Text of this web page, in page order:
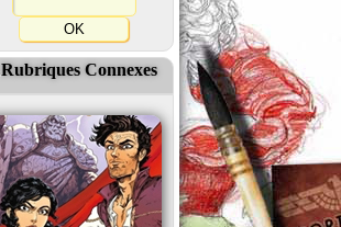
Rubriques Connexes